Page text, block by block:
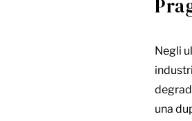
Negli
una